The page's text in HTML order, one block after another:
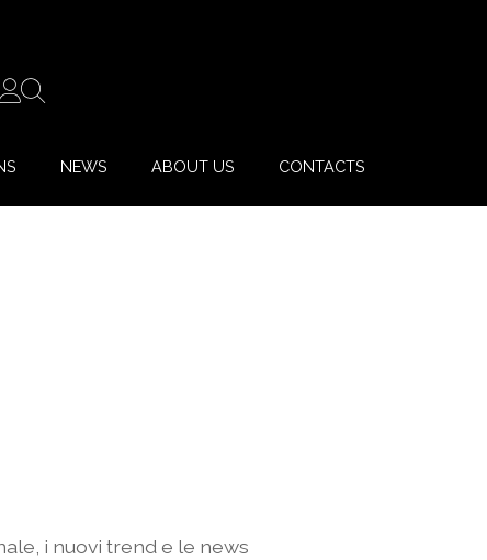
NEWS ABOUT US CONTACTS
i nuovi trend e le news